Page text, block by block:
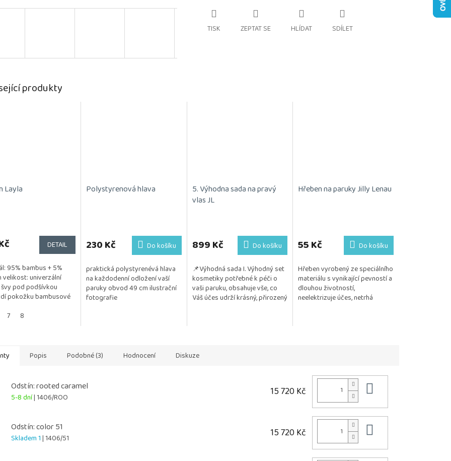
TISK ZEPTAT SE HLÍDAT SDÍLET
produkty
Layla
DETAIL
95% bambus + 5%
velikost: univerzální
pod podšívkou
pokožku bambusové
7 8
Polystyrenová hlava
230 Kč Do košíku
praktická polystyrenévá hlava
na každodenní odložení vaší
paruky obvod 49 cm ilustrační
fotografie
5. Výhodna sada na pravý
vlas JL
899 Kč Do košíku
📌Výhodná sada I. Výhodný set
kosmetiky potřebné k péči o
vaši paruku, obsahuje vše, co
Váš účes udrží krásný, přirozený
Hřeben na paruky Jilly Lenau
55 Kč Do košíku
Hřeben vyrobený ze speciálního
materiálu s vynikající pevností a
dlouhou životností,
neelektrizuje účes, netrhá
Popis Podobné (3) Hodnocení Diskuze
Odstín: rooted caramel
5-8 dní| 1406/ROO 15 720 Kč
Odstín: color 51
Skladem 1| 1406/51 15 720 Kč